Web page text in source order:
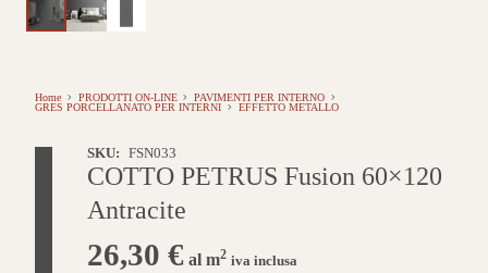
Home PRODOTTI ON-LINE
PAVIMENTI PER INTERNO
GRES PORCELLANATO PER INTERNI
EFFETTO METALLO
SKU: FSN033
COTTO PETRUS Fusion 60×120
Antracite
26,30 € al m2 iva inclusa